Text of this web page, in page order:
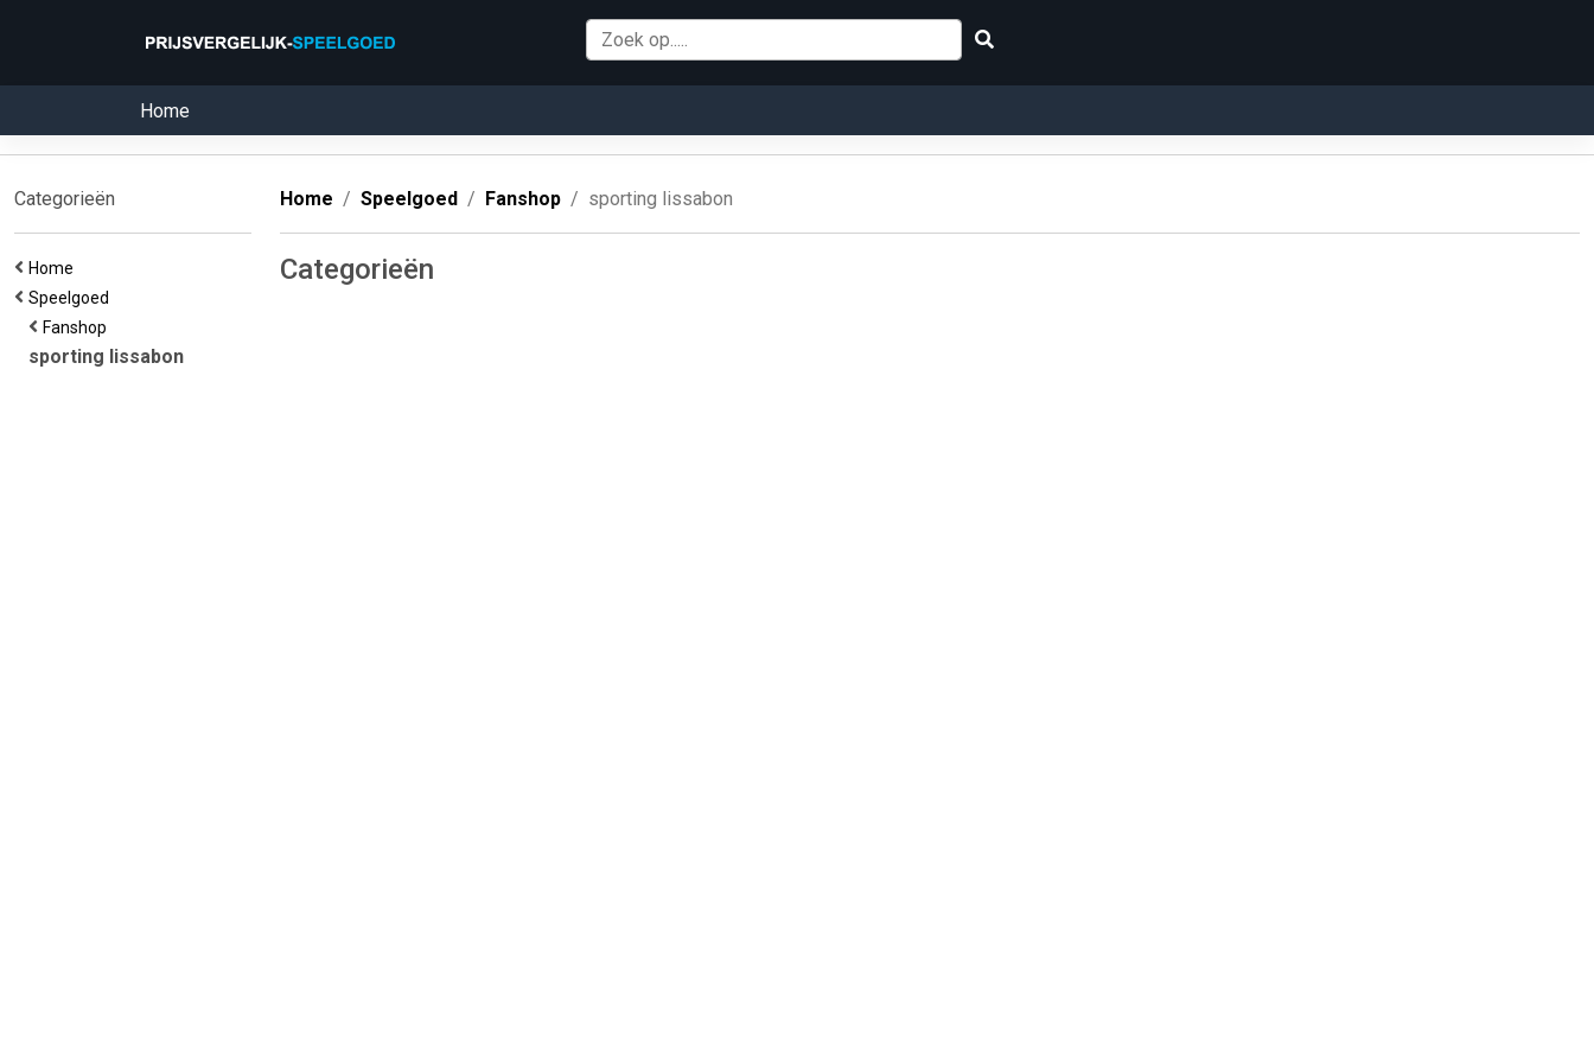
Home
Categorieën
Home
Speelgoed
Fanshop
sporting lissabon
Home Speelgoed Fanshop sporting lissabon
Categorieën